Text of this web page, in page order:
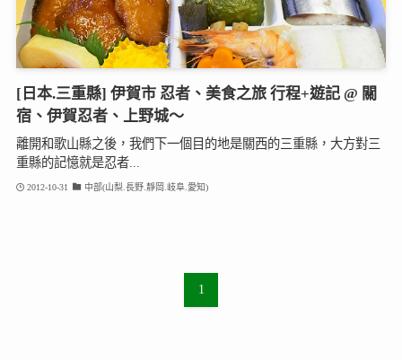
[日本.三重縣] 伊賀市 忍者、美食之旅 行程+遊記 @ 關
宿、伊賀忍者、上野城～
離開和歌山縣之後，我們下一個目的地是關西的三重縣，大方對三
重縣的記憶就是忍者...
2012-10-31 中部(山梨.長野.靜岡.岐阜.愛知)
1